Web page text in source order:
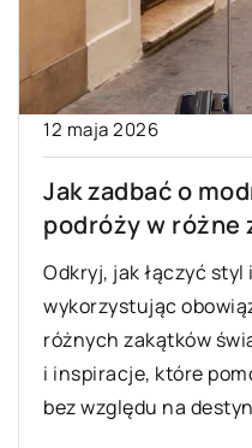
12 maja 2026
Jak zadbać o
podróży w różne
Odkryj, jak łączyć styl
wykorzystując
różnych zakątków
i inspiracje, które
bez względu na